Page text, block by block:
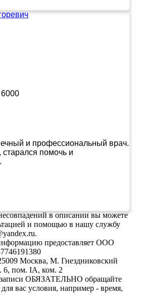
6000
и профессиональный врач.
помочь и
в описании вы можете
и помощью в нашу службу
предоставляет ООО
Москва, М. Гнездниковский
6, пом. IA, ком. 2
ОБЯЗАТЕЛЬНО обращайте
вас условия, например - время,